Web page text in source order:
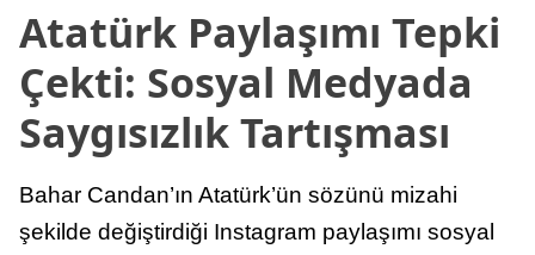
Atatürk Paylaşımı Tepki
Çekti: Sosyal Medyada
Saygısızlık Tartışması
Bahar Candan’ın Atatürk’ün sözünü mizahi
şekilde değiştirdiği Instagram paylaşımı sosyal